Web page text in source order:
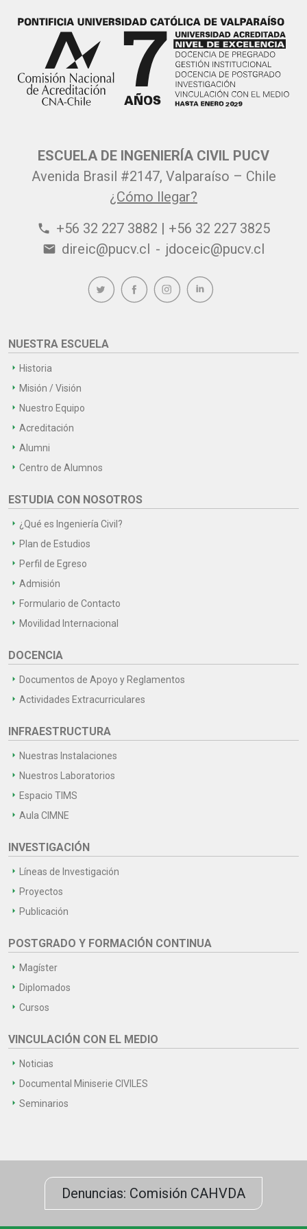
ESCUELA DE INGENIERÍA CIVIL PUCV
Avenida Brasil #2147, Valparaíso – Chile
¿Cómo llegar?
phone +56 32 227 3882 | +56 32 227 3825
email direic@pucv.cl - jdoceic@pucv.cl
NUESTRA ESCUELA
Historia
Misión / Visión
Nuestro Equipo
Acreditación
Alumni
Centro de Alumnos
ESTUDIA CON NOSOTROS
¿Qué es Ingeniería Civil?
Plan de Estudios
Perfil de Egreso
Admisión
Formulario de Contacto
Movilidad Internacional
DOCENCIA
Documentos de Apoyo y Reglamentos
Actividades Extracurriculares
INFRAESTRUCTURA
Nuestras Instalaciones
Nuestros Laboratorios
Espacio TIMS
Aula CIMNE
INVESTIGACIÓN
Líneas de Investigación
Proyectos
Publicación
POSTGRADO Y FORMACIÓN CONTINUA
Magíster
Diplomados
Cursos
VINCULACIÓN CON EL MEDIO
Noticias
Documental Miniserie CIVILES
Seminarios
Denuncias: Comisión CAHVDA